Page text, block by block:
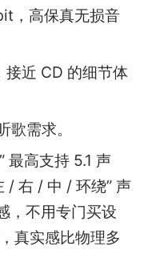
，高保真无损音
近 CD 的细节体
需求。
最高支持 5.1 声
/ 右 / 中 / 环绕” 声
，不用专门买设
真实感比物理多